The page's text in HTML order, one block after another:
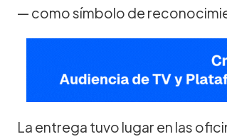
— como símbolo de
La entrega tuvo lugar en las